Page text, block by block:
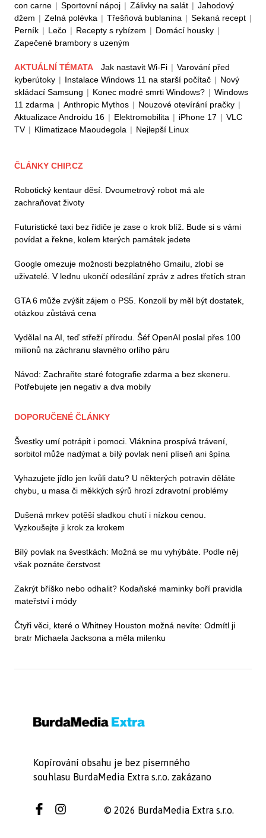
con carne | Sportovní nápoj | Zálivky na salát | Jahodový
džem | Zelná polévka | Třešňová bublanina | Sekaná recept |
Perník | Lečo | Recepty s rybízem | Domácí housky |
Zapečené brambory s uzeným
AKTUÁLNÍ TÉMATA Jak nastavit Wi-Fi | Varování před
kyberútoky | Instalace Windows 11 na starší počítač | Nový
skládací Samsung | Konec modré smrti Windows? | Windows
11 zdarma | Anthropic Mythos | Nouzové otevírání pračky |
Aktualizace Androidu 16 | Elektromobilita | iPhone 17 | VLC
TV | Klimatizace Maoudegola | Nejlepší Linux
ČLÁNKY CHIP.CZ
Robotický kentaur děsí. Dvoumetrový robot má ale
zachraňovat životy
Futuristické taxi bez řidiče je zase o krok blíž. Bude si s vámi
povídat a řekne, kolem kterých památek jedete
Google omezuje možnosti bezplatného Gmailu, zlobí se
uživatelé. V lednu ukončí odesílání zpráv z adres třetích stran
GTA 6 může zvýšit zájem o PS5. Konzolí by měl být dostatek,
otázkou zůstává cena
Vydělal na AI, teď střeží přírodu. Šéf OpenAI poslal přes 100
milionů na záchranu slavného orlího páru
Návod: Zachraňte staré fotografie zdarma a bez skeneru.
Potřebujete jen negativ a dva mobily
DOPORUČENÉ ČLÁNKY
Švestky umí potrápit i pomoci. Vláknina prospívá trávení,
sorbitol může nadýmat a bílý povlak není plíseň ani špína
Vyhazujete jídlo jen kvůli datu? U některých potravin děláte
chybu, u masa či měkkých sýrů hrozí zdravotní problémy
Dušená mrkev potěší sladkou chutí i nízkou cenou.
Vyzkoušejte ji krok za krokem
Bílý povlak na švestkách: Možná se mu vyhýbáte. Podle něj
však poznáte čerstvost
Zakrýt bříško nebo odhalit? Kodaňské maminky boří pravidla
mateřství i módy
Čtyři věci, které o Whitney Houston možná nevíte: Odmítl ji
bratr Michaela Jacksona a měla milenku
Kopírování obsahu je bez písemného
souhlasu BurdaMedia Extra s.r.o. zakázano
© 2026 BurdaMedia Extra s.r.o.